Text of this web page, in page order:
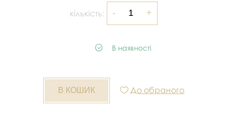
кількість:
В наявності
До обраного